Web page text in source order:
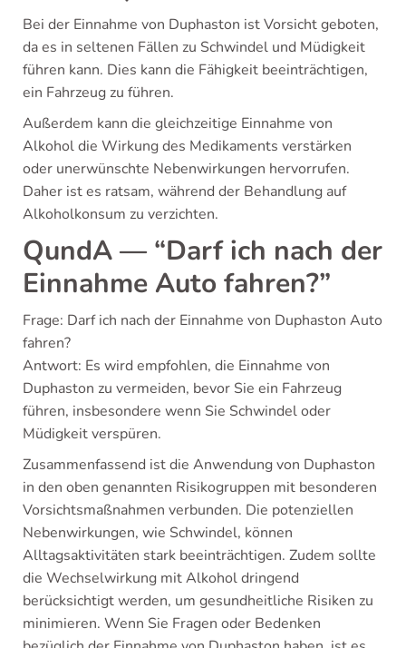
Bei der Einnahme von Duphaston ist Vorsicht geboten,
da es in seltenen Fällen zu Schwindel und Müdigkeit
führen kann. Dies kann die Fähigkeit beeinträchtigen,
ein Fahrzeug zu führen.
Außerdem kann die gleichzeitige Einnahme von
Alkohol die Wirkung des Medikaments verstärken
oder unerwünschte Nebenwirkungen hervorrufen.
Daher ist es ratsam, während der Behandlung auf
Alkoholkonsum zu verzichten.
QundA — “Darf ich nach der
Einnahme Auto fahren?”
Frage: Darf ich nach der Einnahme von Duphaston Auto
fahren?
Antwort: Es wird empfohlen, die Einnahme von
Duphaston zu vermeiden, bevor Sie ein Fahrzeug
führen, insbesondere wenn Sie Schwindel oder
Müdigkeit verspüren.
Zusammenfassend ist die Anwendung von Duphaston
in den oben genannten Risikogruppen mit besonderen
Vorsichtsmaßnahmen verbunden. Die potenziellen
Nebenwirkungen, wie Schwindel, können
Alltagsaktivitäten stark beeinträchtigen. Zudem sollte
die Wechselwirkung mit Alkohol dringend
berücksichtigt werden, um gesundheitliche Risiken zu
minimieren. Wenn Sie Fragen oder Bedenken